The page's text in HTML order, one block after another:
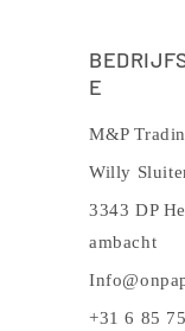
E
M&P
Willy
3343 DP
ambacht
+31 6 85